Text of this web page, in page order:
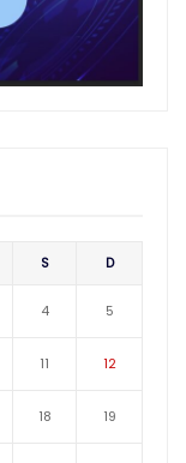
S D
4 5
11 12
18 19